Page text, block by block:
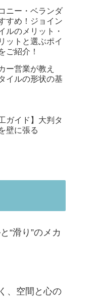
ニー・ベランダ
すめ！ジョイン
ルのメリット・
ットと選ぶポイ
ご紹介！
ー営業が教え
イルの形状の基
ガイド】大判タ
壁に張る
“滑り”のメカ
、空間と心の